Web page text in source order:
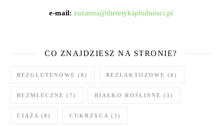
e-mail: zuzanna@dietetykaplodnosci.pl
CO ZNAJDZIESZ NA STRONIE?
BEZGLUTENOWE (8) BEZLAKTOZOWE (6)
BEZMLECZNE (7) BIAŁKO ROŚLINNE (3)
CIĄŻA (8) CUKRZYCA (3)